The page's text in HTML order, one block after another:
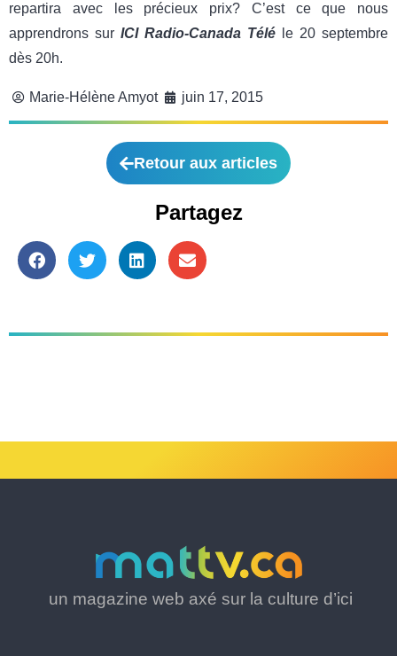
repartira avec les précieux prix? C’est ce que nous
apprendrons sur ICI Radio-Canada Télé le 20 septembre
dès 20h.
Marie-Hélène Amyot juin 17, 2015
Retour aux articles
Partagez
un magazine web axé sur la culture d’ici